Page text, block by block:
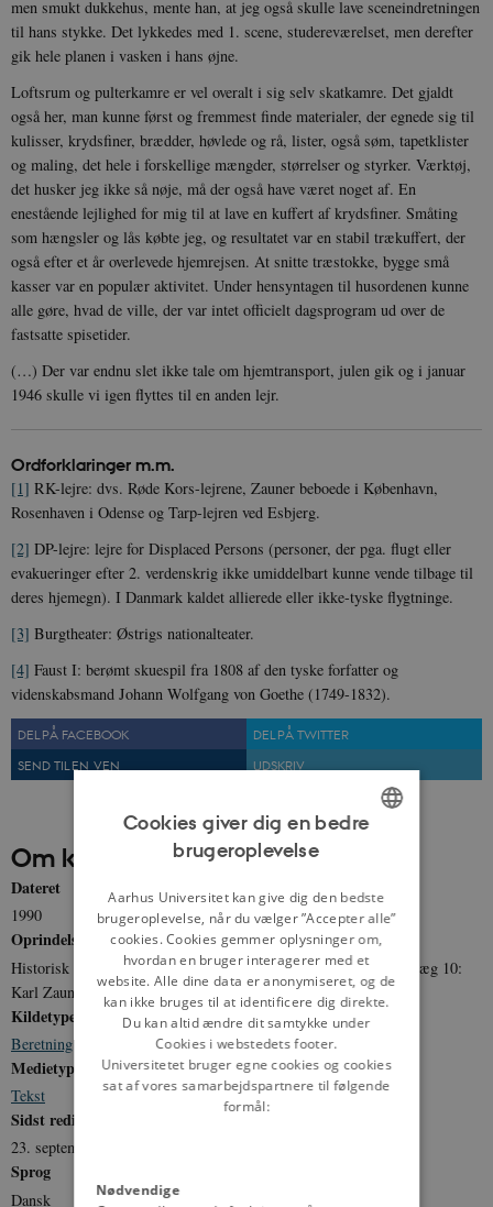
men smukt dukkehus, mente han, at jeg også skulle lave sceneindretningen
til hans stykke. Det lykkedes med 1. scene, studereværelset, men derefter
gik hele planen i vasken i hans øjne.
Loftsrum og pulterkamre er vel overalt i sig selv skatkamre. Det gjaldt
også her, man kunne først og fremmest finde materialer, der egnede sig til
kulisser, krydsfiner, brædder, høvlede og rå, lister, også søm, tapetklister
og maling, det hele i forskellige mængder, størrelser og styrker. Værktøj,
det husker jeg ikke så nøje, må der også have været noget af. En
enestående lejlighed for mig til at lave en kuffert af krydsfiner. Småting
som hængsler og lås købte jeg, og resultatet var en stabil trækuffert, der
også efter et år overlevede hjemrejsen. At snitte træstokke, bygge små
kasser var en populær aktivitet. Under hensyntagen til husordenen kunne
alle gøre, hvad de ville, der var intet officielt dagsprogram ud over de
fastsatte spisetider.
(…) Der var endnu slet ikke tale om hjemtransport, julen gik og i januar
1946 skulle vi igen flyttes til en anden lejr.
Ordforklaringer m.m.
[1] RK-lejre: dvs. Røde Kors-lejrene, Zauner beboede i København,
Rosenhaven i Odense og Tarp-lejren ved Esbjerg.
[2] DP-lejre: lejre for Displaced Persons (personer, der pga. flugt eller
evakueringer efter 2. verdenskrig ikke umiddelbart kunne vende tilbage til
deres hjemegn). I Danmark kaldet allierede eller ikke-tyske flygtninge.
[3] Burgtheater: Østrigs nationalteater.
[4] Faust I: berømt skuespil fra 1808 af den tyske forfatter og
videnskabsmand Johann Wolfgang von Goethe (1749-1832).
DEL PÅ FACEBOOK
DEL PÅ TWITTER
SEND TIL EN VEN
UDSKRIV
Om kilden
Dateret
1990
Oprindelse
Historisk Samling fra Besættelsestiden: 25G Tyske flygtninge. Læg 10:
Karl Zauner: Beretning 1990.
Kildetype
Beretning
Medietype
Tekst
Sidst redigeret
23. september 2024
Sprog
Dansk
DANISH
Cookies giver dig en bedre
brugeroplevelse
Aarhus Universitet kan give dig den bedste
brugeroplevelse, når du vælger ”Accepter alle”
cookies. Cookies gemmer oplysninger om,
hvordan en bruger interagerer med et
website. Alle dine data er anonymiseret, og de
kan ikke bruges til at identificere dig direkte.
Du kan altid ændre dit samtykke under
Cookies i webstedets footer.
Universitetet bruger egne cookies og cookies
sat af vores samarbejdspartnere til følgende
formål:
Nødvendige